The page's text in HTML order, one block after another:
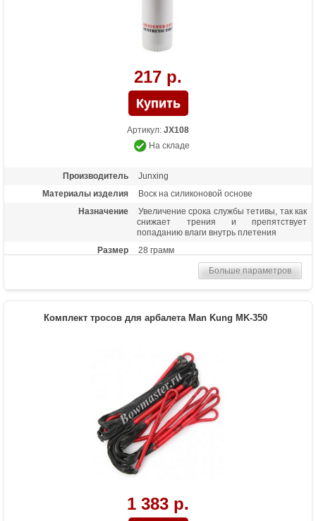
217 р.
Артикул: JX108
На складе
Производитель
Junxing
Материалы изделия
Воск на силиконовой основе
Назначение
Увеличение срока службы тетивы, так как
снижает трения и препятствует
попаданию влаги внутрь плетения
Размер
28 грамм
Больше параметров
Комплект тросов для арбалета Man Kung MK-350
1 383 р.